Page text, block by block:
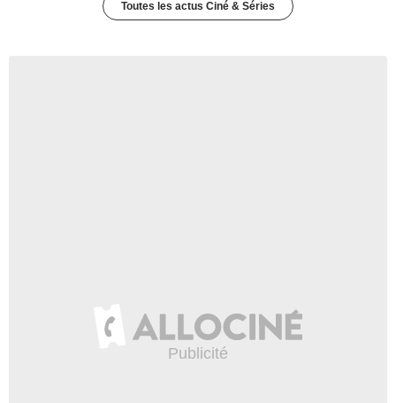
Toutes les actus Ciné & Séries